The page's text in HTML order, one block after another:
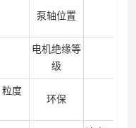
泵轴位置
电机绝缘等
级
粒度
环保